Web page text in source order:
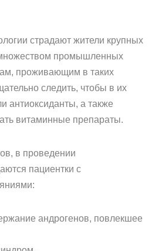
страдают жители крупных
промышленных
проживающим в таких
следить, чтобы в их
антиоксиданты, а также
витаминные препараты.
в проведении
пациентки с
андрогенов, повлекшее